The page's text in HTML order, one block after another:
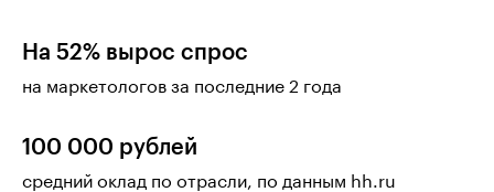
На 52% вырос спрос
на маркетологов за последние 2 года
100 000 рублей
средний оклад по отрасли, по данным hh.ru